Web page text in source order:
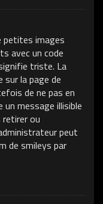
petites images
avec un code
triste. La
la page de
de ne pas en
un message illisible
retirer ou
peut
de smileys par